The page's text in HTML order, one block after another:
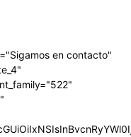
en contacto"